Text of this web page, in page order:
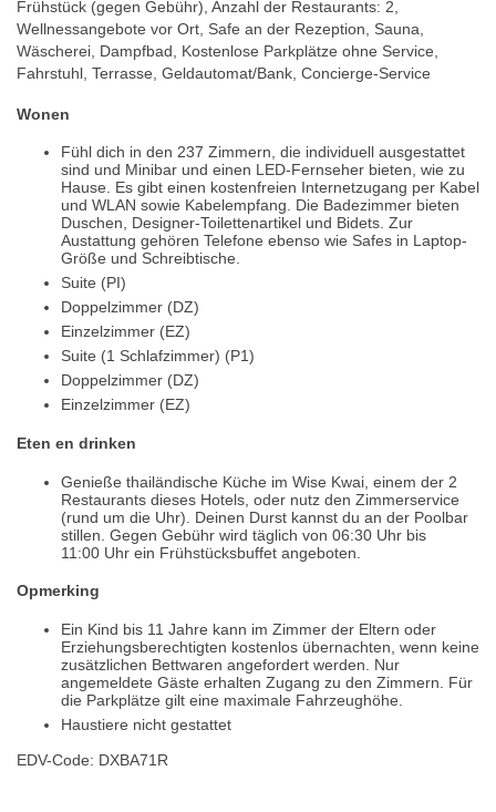
Frühstück (gegen Gebühr), Anzahl der Restaurants: 2,
Wellnessangebote vor Ort, Safe an der Rezeption, Sauna,
Wäscherei, Dampfbad, Kostenlose Parkplätze ohne Service,
Fahrstuhl, Terrasse, Geldautomat/Bank, Concierge-Service
Wonen
Fühl dich in den 237 Zimmern, die individuell ausgestattet
sind und Minibar und einen LED-Fernseher bieten, wie zu
Hause. Es gibt einen kostenfreien Internetzugang per Kabel
und WLAN sowie Kabelempfang. Die Badezimmer bieten
Duschen, Designer-Toilettenartikel und Bidets. Zur
Austattung gehören Telefone ebenso wie Safes in Laptop-
Größe und Schreibtische.
Suite (PI)
Doppelzimmer (DZ)
Einzelzimmer (EZ)
Suite (1 Schlafzimmer) (P1)
Doppelzimmer (DZ)
Einzelzimmer (EZ)
Eten en drinken
Genieße thailändische Küche im Wise Kwai, einem der 2
Restaurants dieses Hotels, oder nutz den Zimmerservice
(rund um die Uhr). Deinen Durst kannst du an der Poolbar
stillen. Gegen Gebühr wird täglich von 06:30 Uhr bis
11:00 Uhr ein Frühstücksbuffet angeboten.
Opmerking
Ein Kind bis 11 Jahre kann im Zimmer der Eltern oder
Erziehungsberechtigten kostenlos übernachten, wenn keine
zusätzlichen Bettwaren angefordert werden. Nur
angemeldete Gäste erhalten Zugang zu den Zimmern. Für
die Parkplätze gilt eine maximale Fahrzeughöhe.
Haustiere nicht gestattet
EDV-Code: DXBA71R